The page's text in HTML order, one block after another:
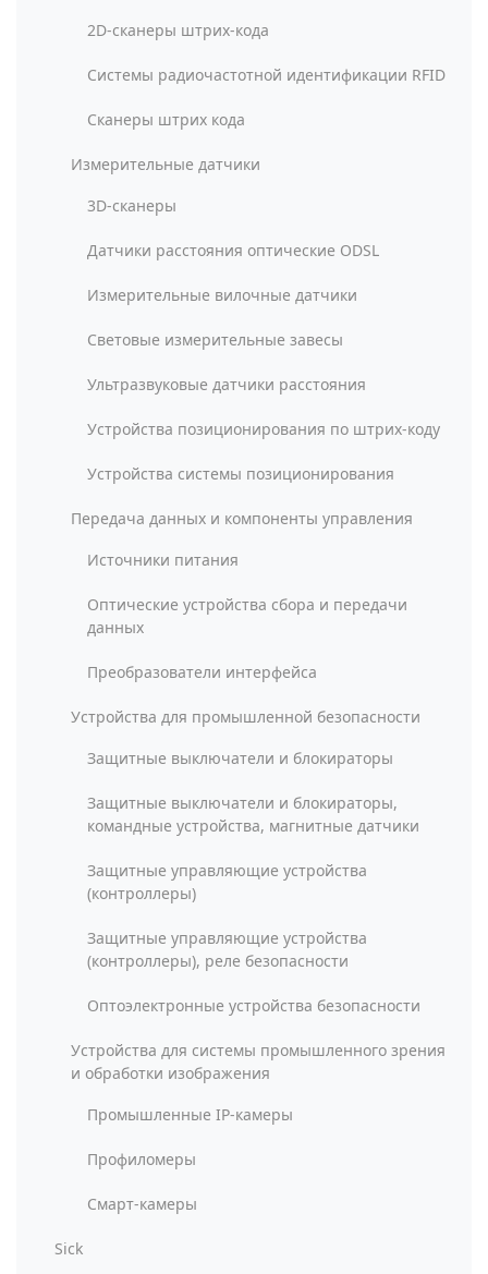
2D-сканеры штрих-кода
Системы радиочастотной идентификации RFID
Сканеры штрих кода
Измерительные датчики
3D-сканеры
Датчики расстояния оптические ODSL
Измерительные вилочные датчики
Световые измерительные завесы
Ультразвуковые датчики расстояния
Устройства позиционирования по штрих-коду
Устройства системы позиционирования
Передача данных и компоненты управления
Источники питания
Оптические устройства сбора и передачи
данных
Преобразователи интерфейса
Устройства для промышленной безопасности
Защитные выключатели и блокираторы
Защитные выключатели и блокираторы,
командные устройства, магнитные датчики
Защитные управляющие устройства
(контроллеры)
Защитные управляющие устройства
(контроллеры), реле безопасности
Оптоэлектронные устройства безопасности
Устройства для системы промышленного зрения
и обработки изображения
Промышленные IP-камеры
Профиломеры
Смарт-камеры
Sick